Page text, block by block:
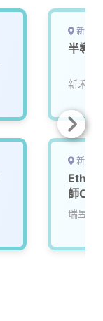
新竹
半導
新禾應
新竹
師C1
瑞昱半